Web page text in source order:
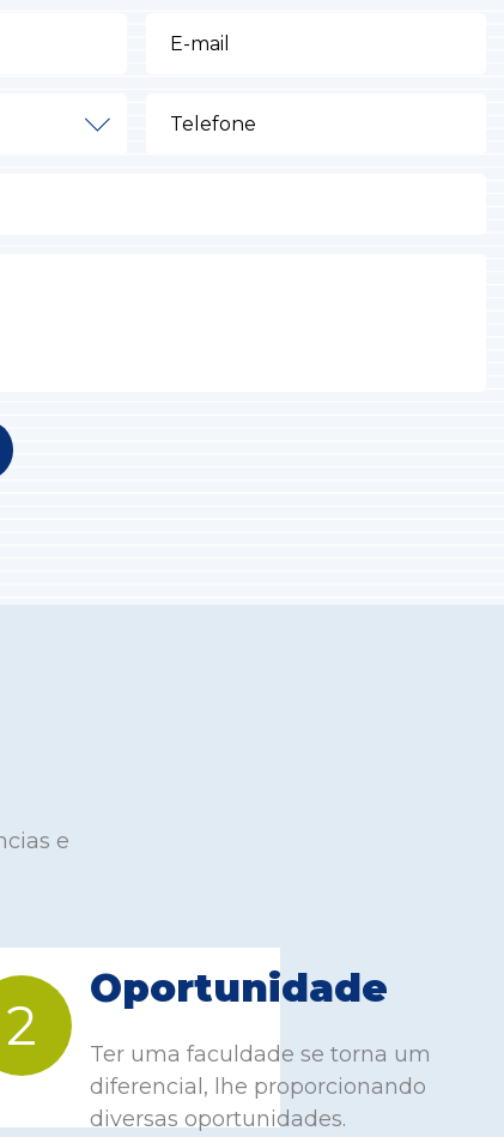
e
2
Oportunidade
Ter uma faculdade se torna um
diferencial, lhe proporcionando
diversas oportunidades.